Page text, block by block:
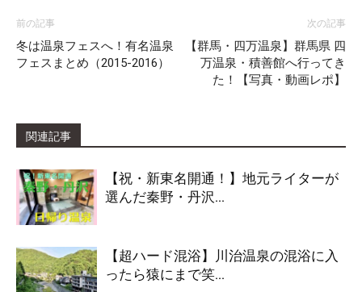
前の記事
冬は温泉フェスへ！有名温泉
フェスまとめ（2015-2016）
次の記事
【群馬・四万温泉】群馬県 四
万温泉・積善館へ行ってき
た！【写真・動画レポ】
関連記事
【祝・新東名開通！】地元ライターが
選んだ秦野・丹沢...
【超ハード混浴】川治温泉の混浴に入
ったら猿にまで笑...